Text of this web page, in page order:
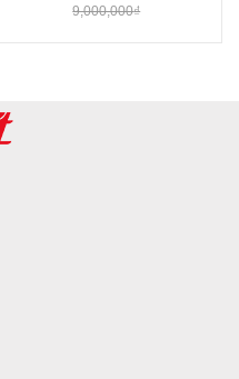
9,000,000₫